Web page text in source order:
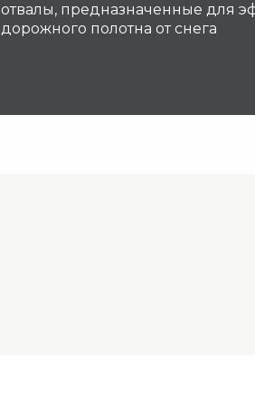
отвалы, предназначенные для
дорожного полотна от снега